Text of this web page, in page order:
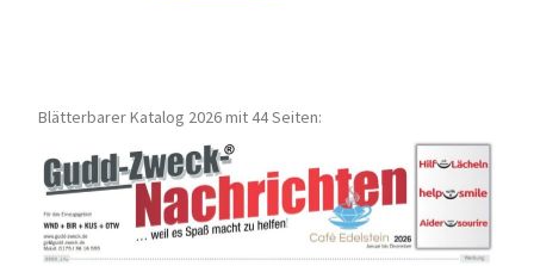
Blätterbarer Katalog 2026 mit 44 Seiten: